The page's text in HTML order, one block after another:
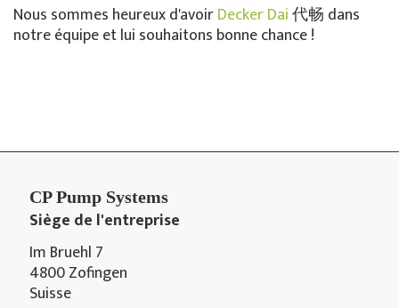
Nous sommes heureux d'avoirDecker Dai代畅 dans
notre équipe et lui souhaitons bonne chance !
CP Pump Systems
Siège de l'entreprise
Im Bruehl 7
4800 Zofingen
Suisse